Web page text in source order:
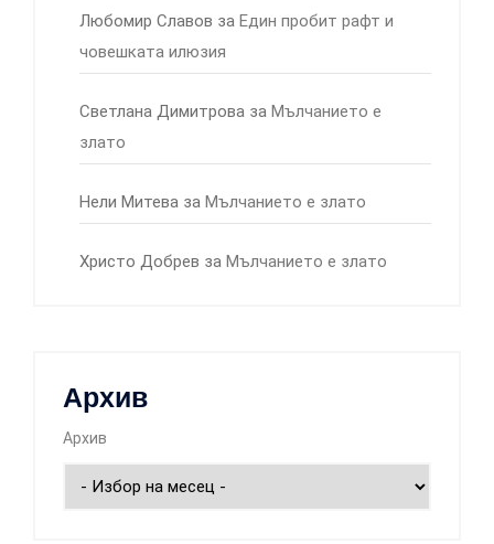
Любомир Славов за Един пробит рафт и
човешката илюзия
Светлана Димитрова за Мълчанието е
злато
Нели Митева за Мълчанието е злато
Христо Добрев за Мълчанието е злато
Архив
Архив